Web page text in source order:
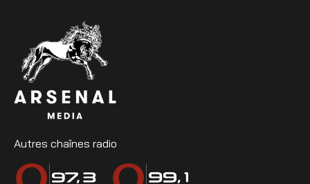
Autres chaînes radio